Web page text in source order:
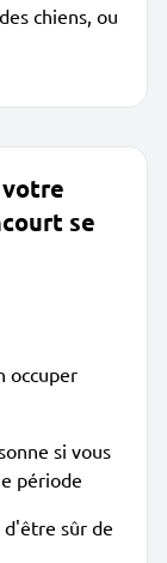
chiens, ou
se
occuper
si vous
période
d'être sûr de